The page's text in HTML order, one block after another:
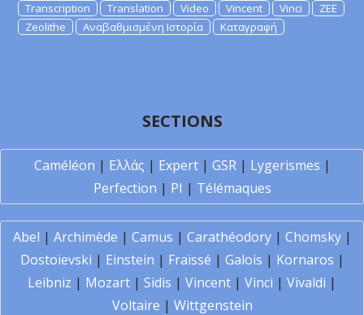
Transcription
Translation Video Vincent Vinci
ZEE
Zeolithe
Αναβαθμισμένη Ιστορία Καταγραφή
SECTIONS
Caméléon | Ελλάς | Expert| GSR| Lygerismes |
Perfection | PI | Télémaques
Abel | Archimède | Camus | Carathéodory| Chomsky|
Dostoïevski | Einstein | Fraïssé | Galois | Kornaros |
Leibniz | Mozart | Sidis | Vincent | Vinci | Vivaldi |
Voltaire | Wittgenstein